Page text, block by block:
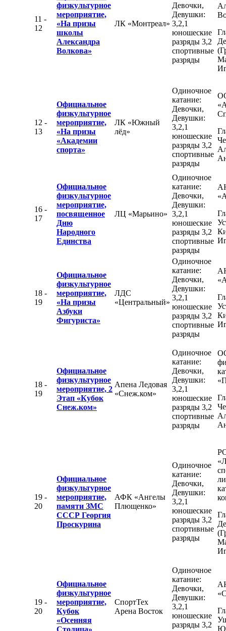
11 -
12
физкультурное
мероприятие,
«На призы
школы
Александра
Волкова»
ЛК «Монтреал»
Девочки,
Девушки:
3,2,1
юношеские
разряды 3,2
спортивные
разряды
12 -
13
Официальное
физкультурное
мероприятие,
«На призы
«Академии
спорта»
ЛК «Южный
лёд»
Одиночное
катание:
Девочки,
Девушки:
3,2,1
юношеские
разряды 3,2
спортивные
разряды
16 -
17
Официальное
физкультурное
мероприятие,
посвященное
Дню
Народного
Единства
ЛЦ «Марьино»
Одиночное
катание:
Девочки,
Девушки:
3,2,1
юношеские
разряды 3,2
спортивные
разряды
18 -
19
Официальное
физкультурное
мероприятие,
«На призы
Азбуки
Фигуриста»
ЛДС
«Центральный»
Одиночное
катание:
Девочки,
Девушки:
3,2,1
юношеские
разряды 3,2
спортивные
разряды
18 -
19
Официальное
физкультурное
мероприятие, 2
Этап «Кубок
Снеж.ком»
Апена Ледовая
«Снеж.ком»
Одиночное
катание:
Девочки,
Девушки:
3,2,1
юношеские
разряды 3,2
спортивные
разряды
19 -
20
Официальное
физкультурное
мероприятие,
памяти ЗМС
СССР Георгия
Проскурина
АФК «Ангелы
Плющенко»
Одиночное
катание:
Девочки,
Девушки:
3,2,1
юношеские
разряды 3,2
спортивные
разряды
19 -
20
Официальное
физкультурное
мероприятие,
Кубок
«Осенняя
Столица»
СпортТех
Арена Восток
Одиночное
катание:
Девочки,
Девушки:
3,2,1
юношеские
разряды 3,2